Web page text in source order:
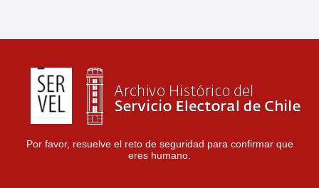
Por favor, resuelve el reto de seguridad para confirmar que
eres humano.